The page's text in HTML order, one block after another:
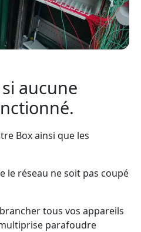
aucune
Box ainsi que les
le réseau ne soit pas coupé
tous vos appareils
parafoudre